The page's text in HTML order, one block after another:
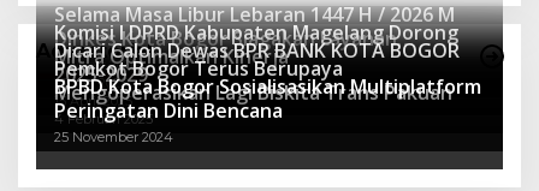
Advertorial
Selama Masa Libur Lebaran 1447 H / 2026 M
Dinkes Kota Bogor Siagakan Layanan
Kesehatan
16 Maret 2026
Komisi I DPRD Kabupaten Magelang Dorong
Mitra Optimalkan Kinerja
27 Mei 2025
Dicari Calon Dewas BPR BANK KOTA BOGOR
2025-2029
15 April 2025
Pemkot Bogor Terus Berupaya
Mengoperasikan Lagi Biskita Trans Pakuan
4 Februari 2025
BPBD Kota Bogor Sosialisasikan Multiplatform
Peringatan Dini Bencana
25 November 2024